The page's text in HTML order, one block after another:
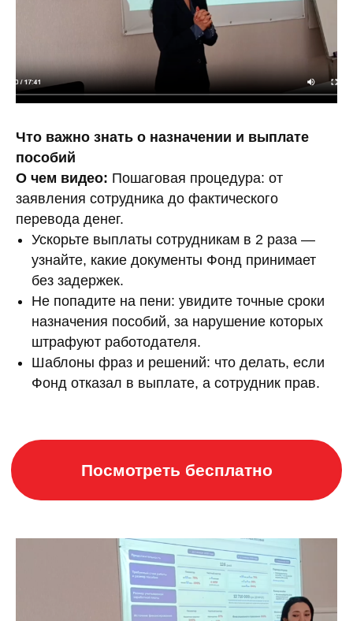
Что важно знать о назначении и выплате
пособий
О чем видео: Пошаговая процедура: от
заявления сотрудника до фактического
перевода денег.
Ускорьте выплаты сотрудникам в 2 раза —
узнайте, какие документы Фонд принимает
без задержек.
Не попадите на пени: увидите точные сроки
назначения пособий, за нарушение которых
штрафуют работодателя.
Шаблоны фраз и решений: что делать, если
Фонд отказал в выплате, а сотрудник прав.